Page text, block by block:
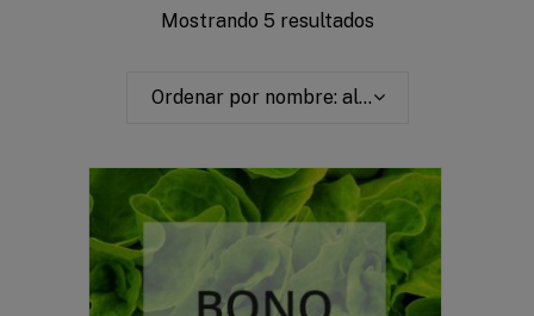
Mostrando 5 resultados
Ordenar por nombre: alfabéticamente